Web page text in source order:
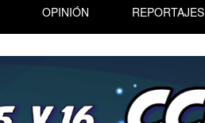
OPINIÓN REPORTAJES